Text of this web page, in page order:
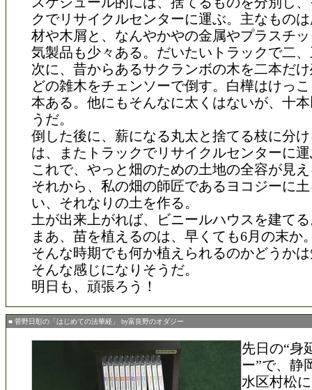
クでリサイクルセンターに運ぶ。主なもの
材や木屑と、なんやかやの金属やプラスチ
気製品も少々ある。だいたいトラックで二
次に、昔からあるサクランボの木を二本だ
どの雑木をチェンソーで倒す。白樺はけっ
本ある。他にもそんなに太くはないが、十
うだ。
倒した後に、薪になる丸太と捨てる枝に分
は、またトラックでリサイクルセンターに
これで、やっと畑のための土地の全容が見
それから、私の畑の師匠であるヨコジーに
い、それなりの土を作る。
土が出来上がれば、ビニールハウスを建て
まあ、苗を植えるのは、早くても6月の末か
そんな時期でも何か植えられるのかどうか
そんな感じになりそうだ。
明日も、頑張ろう！
■ 菅野日彰の「はじめての法華経」 by富良野のオダジー
先日の“身
ー”で、静
水区村松